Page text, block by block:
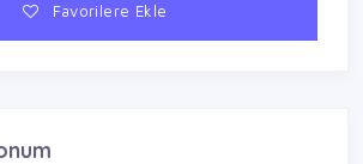
Favorilere Ekle